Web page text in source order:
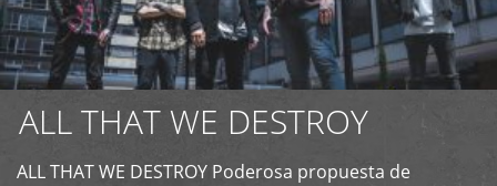
ALL THAT WE DESTROY
ALL THAT WE DESTROY Poderosa propuesta de